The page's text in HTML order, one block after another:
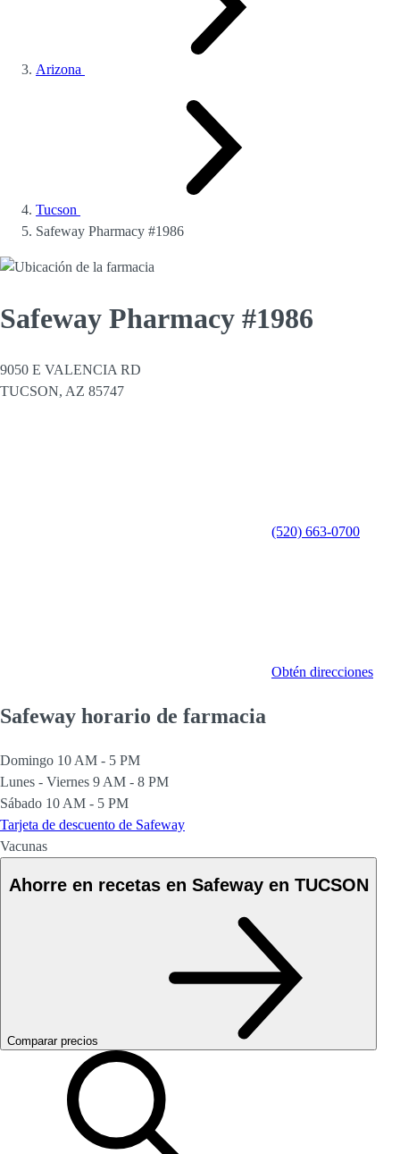
Arizona
Tucson
Safeway Pharmacy #1986
Safeway Pharmacy #1986
9050 E VALENCIA RD
TUCSON, AZ 85747
(520) 663-0700
Obtén direcciones
Safeway horario de farmacia
Domingo 10 AM - 5 PM
Lunes - Viernes 9 AM - 8 PM
Sábado 10 AM - 5 PM
Tarjeta de descuento de Safeway
Vacunas
Ahorre en recetas en Safeway en TUCSON
Comparar precios